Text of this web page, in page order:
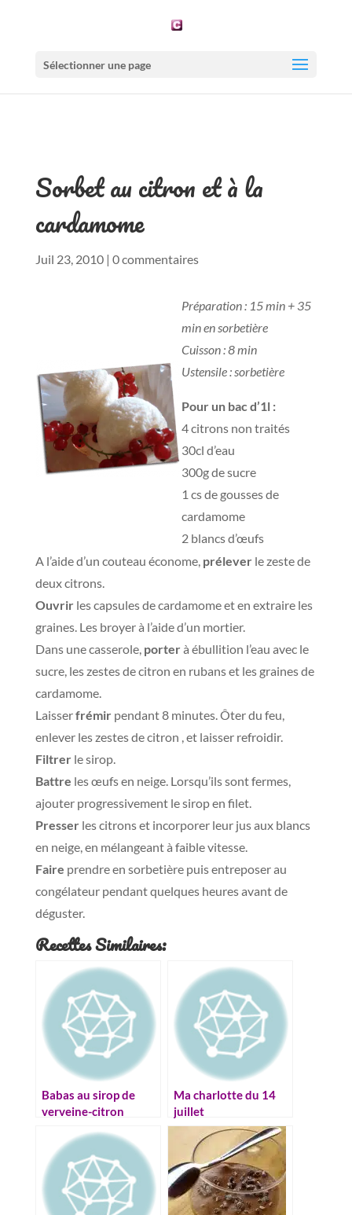
Sélectionner une page
Sorbet au citron et à la
cardamome
Juil 23, 2010| 0 commentaires
Préparation : 15 min + 35
min en sorbetière
Cuisson : 8 min
Ustensile : sorbetière
Pour un bac d’1l :
4 citrons non traités
30cl d’eau
300g de sucre
1 cs de gousses de
cardamome
2 blancs d’œufs
A l’aide d’un couteau économe, préleverle zeste de
deux citrons.
Ouvrirles capsules de cardamome et en extraire les
graines. Les broyer à l’aide d’un mortier.
Dans une casserole, porterà ébullition l’eau avec le
sucre, les zestes de citron en rubans et les graines de
cardamome.
Laisserfrémir pendant 8 minutes. Ôter du feu,
enlever les zestes de citron , et laisser refroidir.
Filtrer le sirop.
Battre les œufs en neige. Lorsqu’ils sont fermes,
ajouter progressivement le sirop en filet.
Presserles citrons et incorporer leur jus aux blancs
en neige, en mélangeant à faible vitesse.
Faire prendre en sorbetière puis entreposer au
congélateur pendant quelques heures avant de
déguster.
Recettes Similaires:
Babas au sirop de
verveine-citron
Ma charlotte du 14
juillet